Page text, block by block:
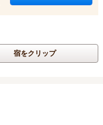
宿をクリップ